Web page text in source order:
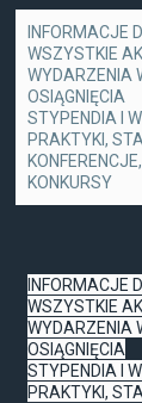
INFORMACJE
WSZYSTKIE
WYDARZENIA
OSIĄGNIĘCIA
STYPENDIA I
PRAKTYKI,
KONKURSY
INFORMACJE
WSZYSTKIE
WYDARZENIA
OSIĄGNIĘCIA
STYPENDIA I
PRAKTYKI,